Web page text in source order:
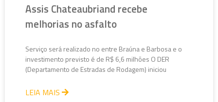
Assis Chateaubriand recebe
melhorias no asfalto
Serviço será realizado no entre Braúna e Barbosa e o
investimento previsto é de R$ 6,6 milhões O DER
(Departamento de Estradas de Rodagem) iniciou
LEIA MAIS